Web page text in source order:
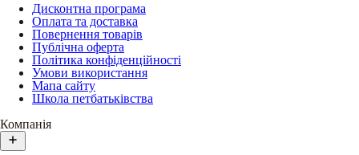
Дисконтна програма
Оплата та доставка
Повернення товарів
Публічна оферта
Політика конфіденційності
Умови використання
Мапа сайту
Школа петбатьківства
Компанія